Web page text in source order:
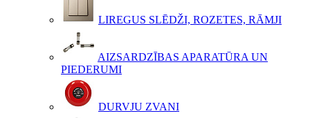
LIREGUS SLĒDŽI, ROZETES, RĀMJI
AIZSARDZĪBAS APARATŪRA UN
PIEDERUMI
DURVJU ZVANI